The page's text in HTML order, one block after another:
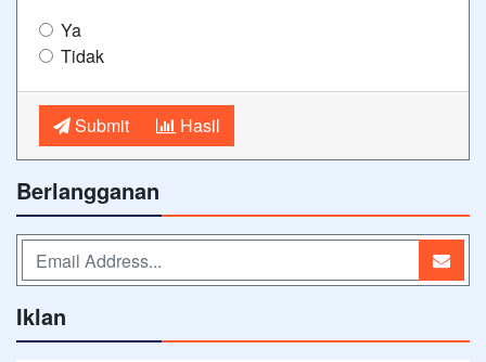
Ya
Tidak
Submit Hasil
Berlangganan
Iklan